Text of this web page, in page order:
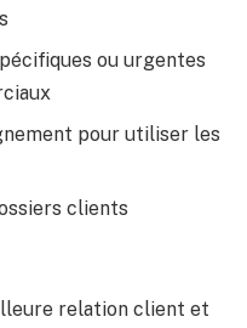
ou urgentes
pour utiliser les
clients
relation client et